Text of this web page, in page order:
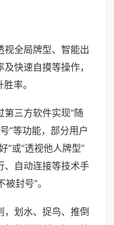
视全局牌型、智能出
快速自摸等操作，
率。
第三方软件实现“随
”等功能，部分用户
”或“透视他人牌型”
、自动连接等技术手
封号”。
划水、捉鸟、推倒